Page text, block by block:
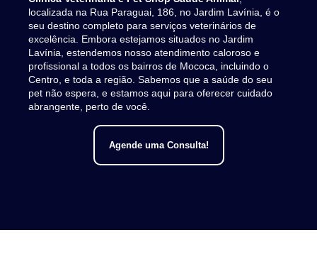
localizada na Rua Paraguai, 186, no Jardim Lavínia, é o
seu destino completo para serviços veterinários de
excelência. Embora estejamos situados no Jardim
Lavínia, estendemos nosso atendimento caloroso e
profissional a todos os bairros de Mococa, incluindo o
Centro, e toda a região. Sabemos que a saúde do seu
pet não espera, e estamos aqui para oferecer cuidado
abrangente, perto de você.
Agende uma Consulta!